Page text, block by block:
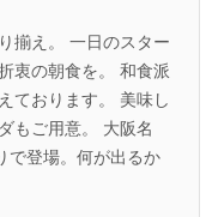
揃え。
一日のスター
衷の朝食を。
和食派
ております。
美味し
もご用意。
大阪名
で登場。何が出るか